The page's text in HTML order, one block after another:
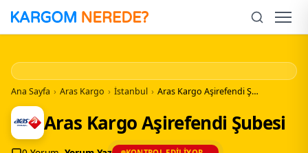
İçeriğe
Geç
Ana Sayfa › Aras Kargo › İstanbul › Aras Kargo Aşirefendi Şubesi
Aras Kargo Aşirefendi Şubesi